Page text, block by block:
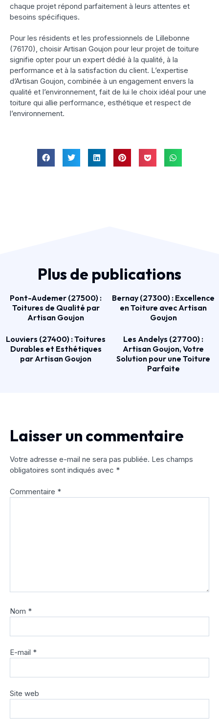
chaque projet répond parfaitement à leurs attentes et
besoins spécifiques.
Pour les résidents et les professionnels de Lillebonne
(76170), choisir Artisan Goujon pour leur projet de toiture
signifie opter pour un expert dédié à la qualité, à la
performance et à la satisfaction du client. L’expertise
d’Artisan Goujon, combinée à un engagement envers la
qualité et l’environnement, fait de lui le choix idéal pour une
toiture qui allie performance, esthétique et respect de
l’environnement.
Plus de publications
Pont-Audemer (27500) :
Toitures de Qualité par
Artisan Goujon
Bernay (27300) : Excellence
en Toiture avec Artisan
Goujon
Louviers (27400) : Toitures
Durables et Esthétiques
par Artisan Goujon
Les Andelys (27700) :
Artisan Goujon, Votre
Solution pour une Toiture
Parfaite
Laisser un commentaire
Votre adresse e-mail ne sera pas publiée. Les champs
obligatoires sont indiqués avec *
Commentaire *
Nom *
E-mail *
Site web